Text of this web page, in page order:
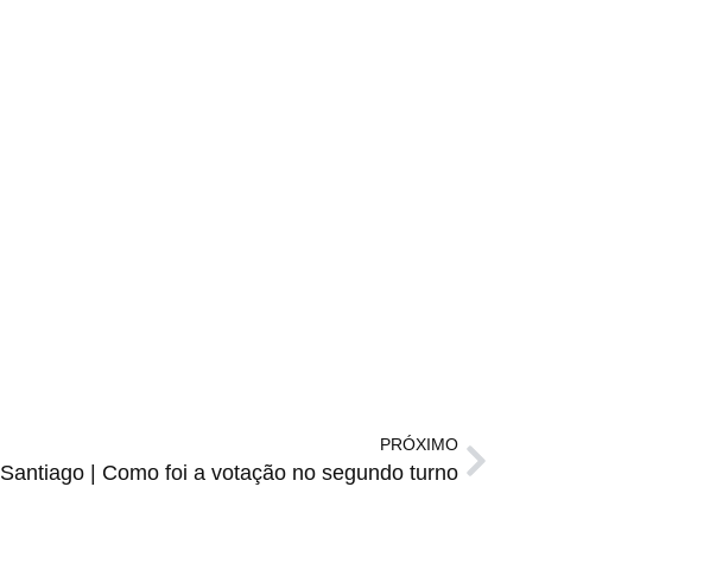
PRÓXIMO
Santiago | Como foi a votação no segundo turno